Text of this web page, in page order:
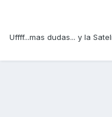
Uffff...mas dudas... y la